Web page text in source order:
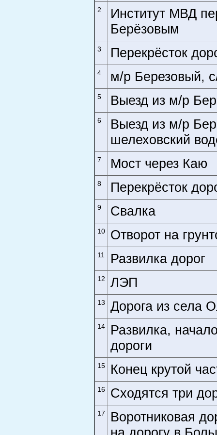
2
Институт МВД
Берёзовым
3 Перекрёсток
4 м/р Березовый,
5 Выезд из м/р
6
Выезд из м/р
шелеховский
7 Мост через Каю
8 Перекрёсток
9 Свалка
10 Отворот на
11 Развилка дорог
12 ЛЭП
13 Дорога из села
14
Развилка,
дороги
15 Конец крутой
16 Сходятся три
17
Воротниковая